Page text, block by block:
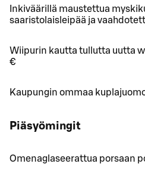
Inkiväärillä maustettua
saaristolaisleipää ja
Wiipurin kautta tullutta uutta
€
Kaupungin ommaa
Piäsyömingit
Omenaglaseerattua porsaan